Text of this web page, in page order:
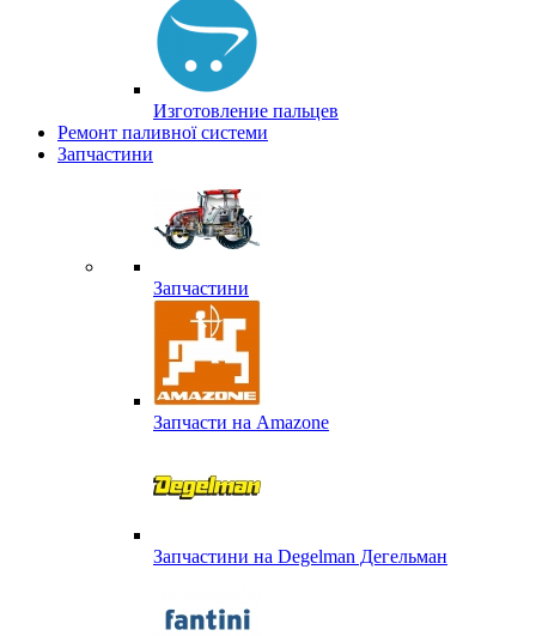
Изготовление пальцев
Ремонт паливної системи
Запчастини
Запчастини
Запчасти на Amazone
Запчастини на Degelman Дегельман